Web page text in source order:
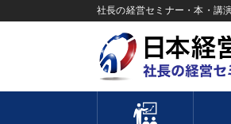
社長の経営セミナー・本・講